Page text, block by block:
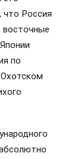
что Россия
восточные
по